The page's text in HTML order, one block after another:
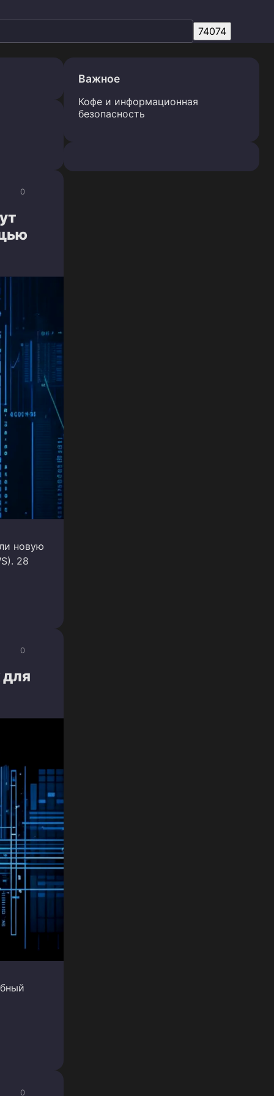
0
новую
28
0
0
Важное
Кофе и информационная
безопасность